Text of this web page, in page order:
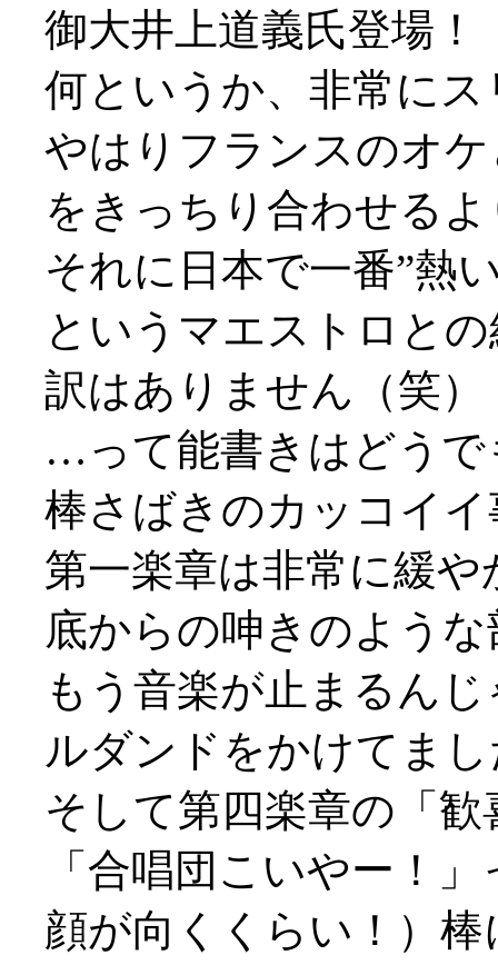
御大井上道義氏登場！
何というか、非常に
やはりフランスのオ
をきっちり合わせる
それに日本で一番”熱
というマエストロと
訳はありません（笑）
…って能書きはどうで
棒さばきのカッコイイ
第一楽章は非常に緩
底からの呻きのよう
もう音楽が止まるん
ルダンドをかけてま
そして第四楽章の「
「合唱団こいやー！
顔が向くくらい！）